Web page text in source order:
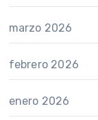
marzo 2026
febrero 2026
enero 2026